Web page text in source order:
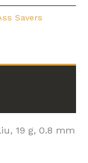
Savers
19 g, 0.8 mm